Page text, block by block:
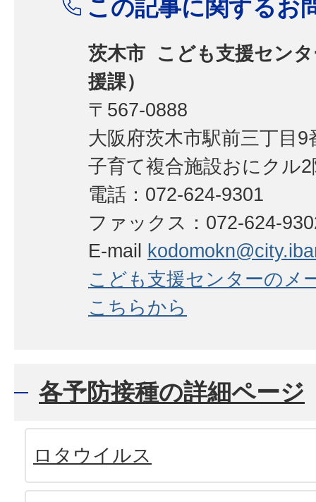
この記事に関するお
茨木市 こども支援セン
援課）
〒567-0888
大阪府茨木市駅前三丁目9
子育て複合施設おにクル2
電話：072-624-9301
ファックス：072-624-
E-mail
こども支援センターのメ
こちらから
各予防接種の詳細ページ
ロタウイルス